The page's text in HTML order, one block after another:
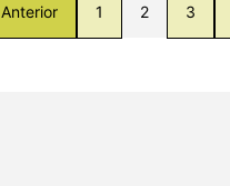
Anterior 1 2 3